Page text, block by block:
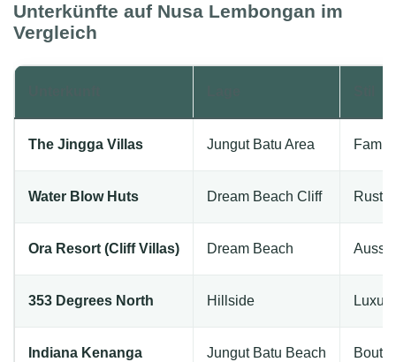
Unterkünfte auf Nusa Lembongan im
Vergleich
The Jingga Villas Jungut Batu Area
Water Blow Huts Dream Beach Cliff
Ora Resort (Cliff Villas) Dream Beach
353 Degrees North Hillside
Indiana Kenanga Jungut Batu Beach